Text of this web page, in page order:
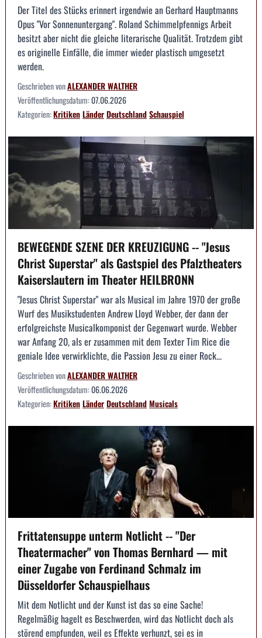
Der Titel des Stücks erinnert irgendwie an Gerhard Hauptmanns
Opus "Vor Sonnenuntergang". Roland Schimmelpfennigs Arbeit
besitzt aber nicht die gleiche literarische Qualität. Trotzdem gibt
es originelle Einfälle, die immer wieder plastisch umgesetzt
werden.
Geschrieben vonALEXANDER WALTHER
Veröffentlichungsdatum:07.06.2026
Kategorien:KritikenLänderDeutschlandSchauspiel
BEWEGENDE SZENE DER KREUZIGUNG -- "Jesus
Christ Superstar" als Gastspiel des Pfalztheaters
Kaiserslautern im Theater HEILBRONN
"Jesus Christ Superstar" war als Musical im Jahre 1970 der große
Wurf des Musikstudenten Andrew Lloyd Webber, der dann der
erfolgreichste Musicalkomponist der Gegenwart wurde. Webber
war Anfang 20, als er zusammen mit dem Texter Tim Rice die
geniale Idee verwirklichte, die Passion Jesu zu einer Rock...
Geschrieben vonALEXANDER WALTHER
Veröffentlichungsdatum:06.06.2026
Kategorien:KritikenLänderDeutschlandMusicals
Frittatensuppe unterm Notlicht -- "Der
Theatermacher" von Thomas Bernhard — mit
einer Zugabe von Ferdinand Schmalz im
Düsseldorfer Schauspielhaus
Mit dem Notlicht und der Kunst ist das so eine Sache!
Regelmäßig hagelt es Beschwerden, wird das Notlicht doch als
störend empfunden, weil es Effekte verhunzt, sei es in